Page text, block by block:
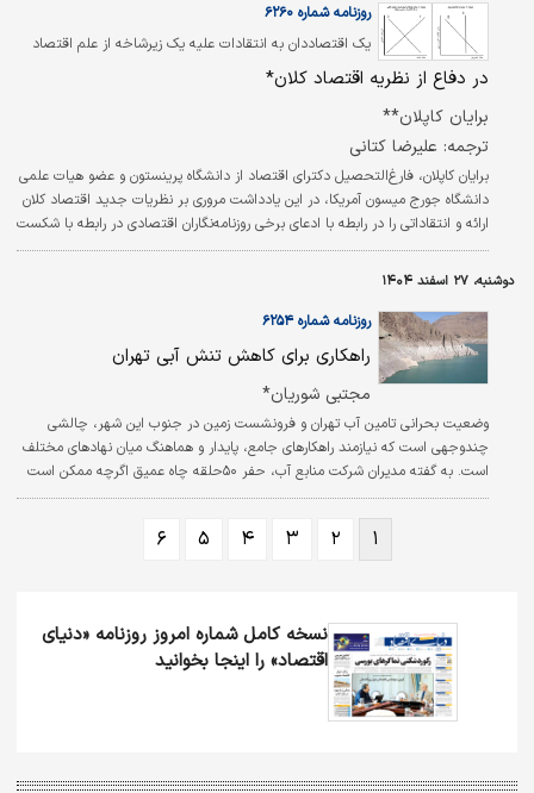
یک اقتصاددان به انتقادات علیه یک زیرشاخه از علم اقتصاد
پاسخ داد
روزنامه شماره ۶۲۶۰
در دفاع از نظریه اقتصاد کلان*
برایان کاپلان**
ترجمه: علیرضا کتانی
برایان کاپلان، فارغ‌التحصیل دکترای اقتصاد از دانشگاه پرینستون و عضو هیات علمی
دانشگاه جورج میسون آمریکا، در این یادداشت مروری بر نظریات جدید اقتصاد کلان
ارائه و انتقاداتی را در رابطه با ادعای برخی روزنامه‌نگاران اقتصادی در رابطه با شکست
اقتصاد کلان مطرح می‌کند.
دوشنبه، ۲۷ اسفند ۱۴۰۴
روزنامه شماره ۶۲۵۴
راهکاری برای کاهش تنش آبی تهران
مجتبی شوریان*
وضعیت بحرانی تامین آب تهران و فرونشست زمین در جنوب این شهر، چالشی
چندوجهی است که نیازمند راهکارهای جامع، پایدار و هماهنگ میان نهادهای مختلف
است. به گفته مدیران شرکت منابع آب، حفر ۵۰حلقه چاه عمیق اگرچه ممکن است
به‌‌‌صورت موقت بخشی از نیاز آب شرب را تامین کند، اما با توجه به افت شدید
سطح آب‌‌‌های زیرزمینی و تشدید فرونشست، راه‌‌‌حلی کوتاه‌‌‌مدت و پرخطر به شمار
می‌رود. راهکارهای اصولی مدیریت بحران آب تهران که هم به کاهش فشار بر منابع آب
زیرزمینی کمک کند و هم از تشدید فرونشست زمین جلوگیری کند، مشخص …
۱ ۲ ۳ ۴ ۵ ۶
نسخه کامل شماره امروز روزنامه «دنیای‌
اقتصاد» را اینجا بخوانید